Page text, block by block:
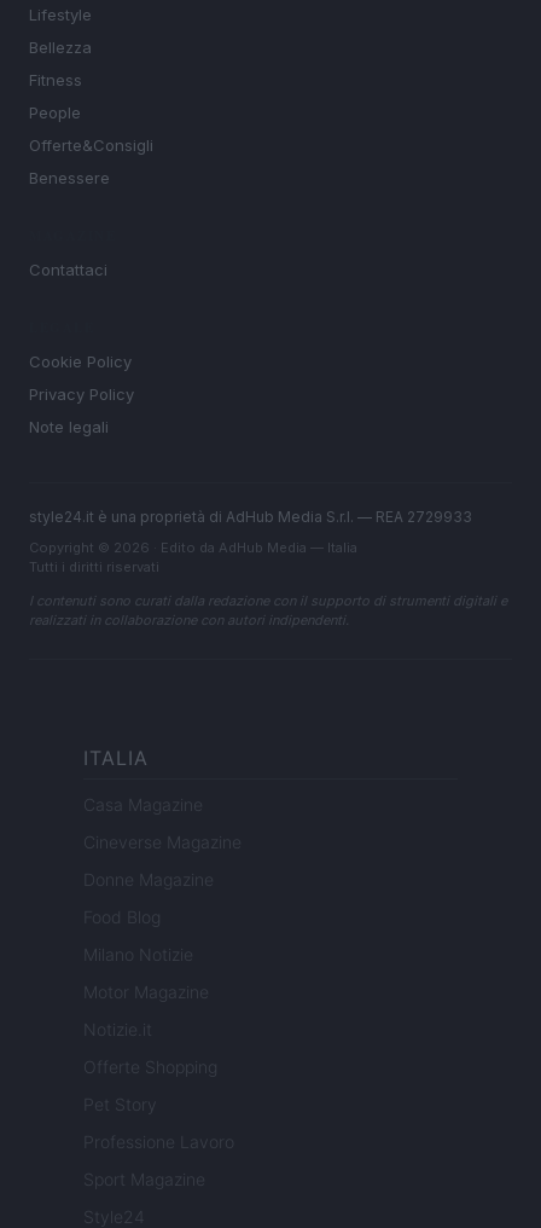
Lifestyle
Bellezza
Fitness
People
Offerte&Consigli
Benessere
Contattaci
Cookie Policy
Privacy Policy
Note legali
style24.it è una proprietà di AdHub Media S.r.l. — REA 2729933
Copyright © 2026 · Edito da AdHub Media — Italia
Tutti i diritti riservati
I contenuti sono curati dalla redazione con il supporto di strumenti digitali e
realizzati in collaborazione con autori indipendenti.
ITALIA
Casa Magazine
Cineverse Magazine
Donne Magazine
Food Blog
Milano Notizie
Motor Magazine
Notizie.it
Offerte Shopping
Pet Story
Professione Lavoro
Sport Magazine
Style24